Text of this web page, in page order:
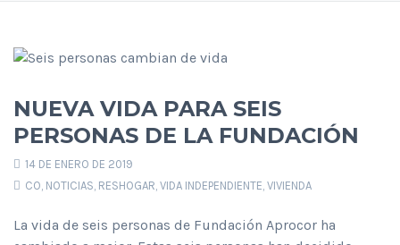
NUEVA VIDA PARA SEIS
PERSONAS DE LA FUNDACIÓN
14 DE ENERO DE 2019
CO, NOTICIAS, RESHOGAR, VIDA INDEPENDIENTE, VIVIENDA
La vida de seis personas de Fundación Aprocor ha